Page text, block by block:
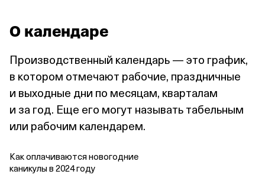
О календаре
Производственный календарь — это график,
в котором отмечают рабочие, праздничные
и выходные дни по месяцам, кварталам
и за год. Еще его могут называть табельным
или рабочим календарем.
Как оплачиваются новогодние
каникулы в 2024 году